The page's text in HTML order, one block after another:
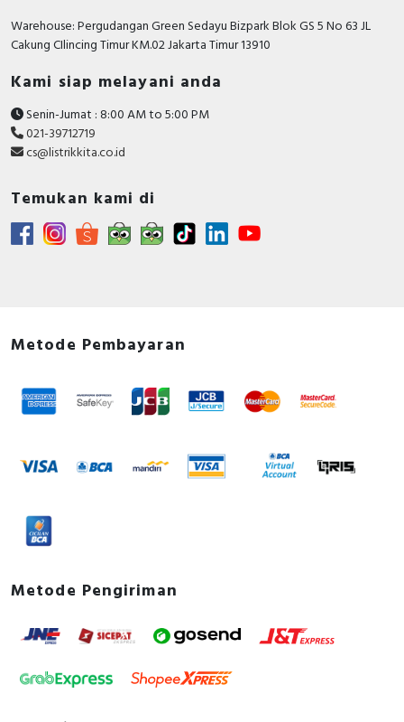
Warehouse: Pergudangan Green Sedayu Bizpark Blok GS 5 No 63 JL
Cakung CIlincing Timur KM.02 Jakarta Timur 13910
Kami siap melayani anda
Senin-Jumat : 8:00 AM to 5:00 PM
021-39712719
cs@listrikkita.co.id
Temukan kami di
Metode Pembayaran
Metode Pengiriman